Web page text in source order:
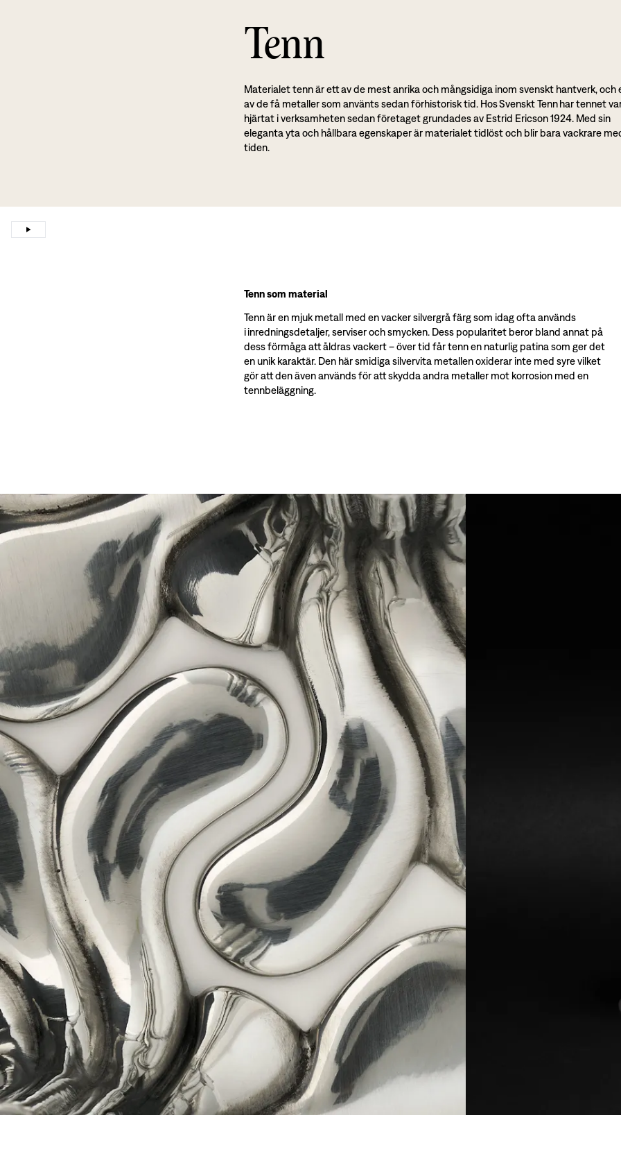
Tenn
Materialet tenn är ett av de mest anrika och mångsidiga inom svenskt hantverk, och
av de få metaller som använts sedan förhistorisk tid. Hos Svenskt Tenn har tennet
hjärtat i verksamheten sedan företaget grundades av Estrid Ericson 1924. Med sin
eleganta yta och hållbara egenskaper är materialet tidlöst och blir bara vackrare
tiden.
Tenn som material
Tenn är en mjuk metall med en vacker silvergrå färg som idag ofta används
i inredningsdetaljer, serviser och smycken. Dess popularitet beror bland annat på
dess förmåga att åldras vackert – över tid får tenn en naturlig patina som ger det
en unik karaktär. Den här smidiga silvervita metallen oxiderar inte med syre vilket
gör att den även används för att skydda andra metaller mot korrosion med en
tennbeläggning.